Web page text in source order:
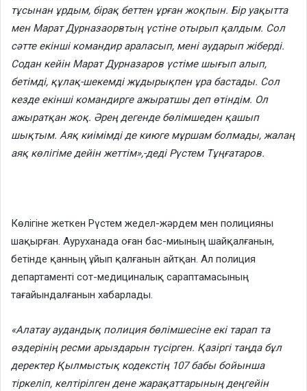
тұсынан ұрдым, бірақ беттен ұрған жоқпын. Бір уақытта
мен Марат Дурназаорвтың үстіне отырып қалдым. Сол
сәтте екінші командир араласып, мені аударып жіберді.
Содан кейін Марат Дурназаров үстіме шығып алып,
бетімді, құлақ-шекемді жұдырықпен ұра бастады. Сол
кезде екінші командирге ажыратшы деп өтіндім. Ол
ажыратқан жоқ. Әрең дегенде бөлімшеден қашып
шықтым. Аяқ киімімді де киюге мұршам болмады, жалаң
аяқ көлігіме дейін жеттім»,-деді Рүстем Тұңғатаров.
Көлігіне жеткен Рүстем жедел-жәрдем мен полицияны
шақырған. Ауруханада оған бас-миының шайқалғанын,
бетінде қанның ұйып қалғанын айтқан. Ал полиция
департаменті сот-медициналық сараптамасының
тағайындалғанын хабарлады.
«Алатау аудандық полиция бөлімшесіне екі тарап та
өздерінің ресми арыздарын түсірген. Қазіргі таңда бұл
деректер Қылмыстық кодекстің 107 бабы бойынша
тіркеліп, келтірілген дене жарақаттарының деңгейін